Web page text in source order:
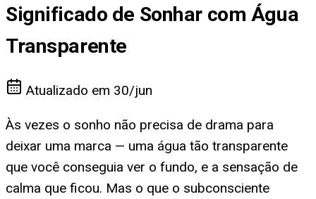
Significado de Sonhar com Água
Transparente
Atualizado em 30/jun
Às vezes o sonho não precisa de drama para
deixar uma marca — uma água tão transparente
que você conseguia ver o fundo, e a sensação de
calma que ficou. Mas o que o subconsciente